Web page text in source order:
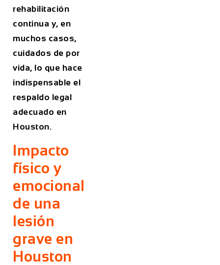
rehabilitación
continua y, en
muchos casos,
cuidados de por
vida, lo que hace
indispensable el
respaldo legal
adecuado en
Houston.
Impacto
físico y
emocional
de una
lesión
grave en
Houston